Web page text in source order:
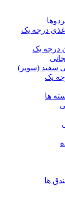
درجه یک
درجه یک
سفید (سوپر)
یک
ها
ها